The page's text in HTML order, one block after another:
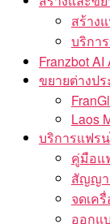
สร้าง
บริกา
Franzbot AI
ขยายต่างปร
Laos
บริการแฟร
คู่มือแ
สัญญา
จดเค
ออกแ